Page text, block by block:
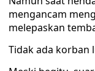
mengancam
melepaskan
Tidak ada korban